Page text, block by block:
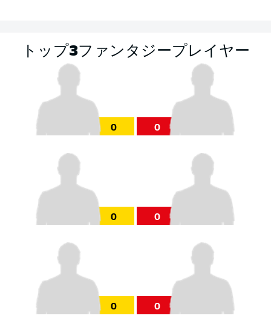
トップ3ファンタジープレイヤー
0 0
0 0
0 0